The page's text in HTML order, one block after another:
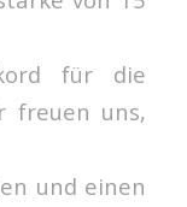
für die
freuen uns,
und einen